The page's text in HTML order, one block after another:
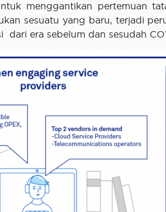
menggantikan pertemuan
sesuatu yang baru, terjadi
dari era sebelum dan sesudah